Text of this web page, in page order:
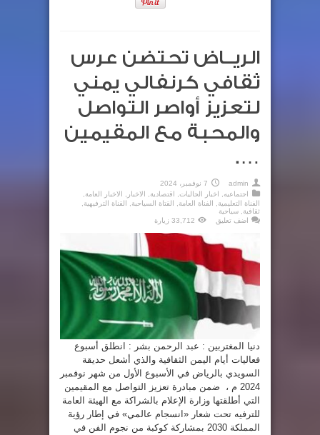
الريــاض تحتضن عرس
ثقافي كرنفالي يمني
لتعزيز أواصر التواصل
والمحبة مع المقيمين
….
admin
7 نوفمبر، 2024
اجتماعيه
اخبار الجاليات اقتصادية الاخبار الاخبار العامة
الفناة التعليمية
الفناة العامة القتاة السياحبة القناة الترفيهية
ثقافية
سياحية
اضف تعليق
33,712 زيارة
دنيا المغتربين : عبد الرحمن بشر : انطلق أسبوع
فعاليات أيام اليمن الثقافية والذي أشعل حديقة
السويدي بالرياض في الأسبوع الأول من شهر نوفمبر
2024 م ، ضمن مبادرة تعزيز التواصل مع المقيمين
التي أطلقتها وزارة الإعلام بالشراكة مع الهيئة العامة
للترفيه تحت شعار «انسجام عالمي» في إطار رؤية
المملكة 2030 بمشاركة كوكبة من نجوم الفن في